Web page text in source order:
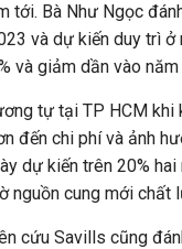
tới. Bà Như Ngọc
và dự kiến duy trì
và giảm dần vào
tự tại TP HCM khi
đến chi phí và ảnh
dự kiến trên 20%
nguồn cung mới
cứu Savills cũng